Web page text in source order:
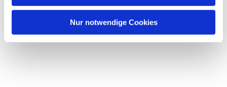
Nur notwendige Cookies